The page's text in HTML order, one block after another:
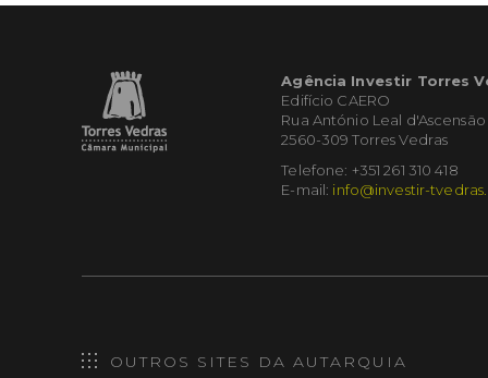
Agência Investir Torres
Edifício CAERO
Rua António Leal d'Ascensão
2560-309 Torres Vedras
Telefone: +351 261 310 418
E-mail: info@investir-
OUTROS SITES DA AUTARQUIA